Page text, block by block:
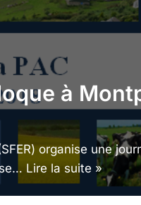
à
organise une
Lire la suite »